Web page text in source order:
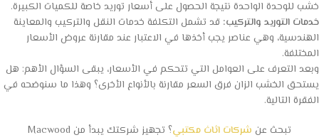
خشب للوحدة الواحدة نتيجة الحصول على أسعار توريد خاصة للكميات الكبيرة.
خدمات التوريد والتركيب: قد تشمل التكلفة خدمات النقل والتركيب والمعاينة
الهندسية، وهي عناصر يجب أخذها في الاعتبار عند مقارنة عروض الأسعار
المختلفة.
وبعد التعرف على العوامل التي تتحكم في الأسعار، يبقى السؤال الأهم: هل
يستحق الخشب الزان فرق السعر مقارنة بالأنواع الأخرى؟ وهذا ما سنوضحه في
الفقرة التالية.
تبحث عن شركات اثاث مكتبي؟ تجهيز شركتك يبدأ من Macwood